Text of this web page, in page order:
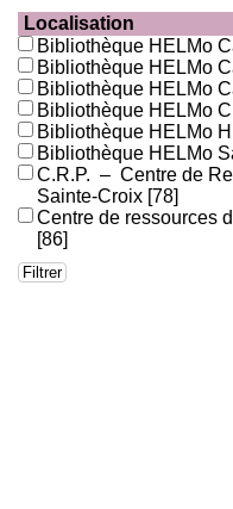
Localisation
Bibliothèque HELMo
Bibliothèque HELMo
Bibliothèque HELMo
Bibliothèque HELMo
Bibliothèque HELMo
Bibliothèque HELMo
C.R.P. – Centre de
Sainte-Croix [78]
Centre de ressources
[86]